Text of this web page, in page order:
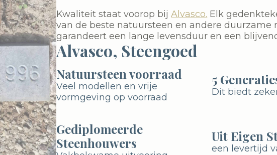
Kwaliteit staat voorop bijAlvasco. Elk
van de beste natuursteen en andere duurzame
garandeert een lange levensduur en een
Alvasco, Steengoed
Natuursteen voorraad
Veel modellen en vrije
vormgeving op voorraad
5
Dit biedt
Gediplomeerde
Steenhouwers
Uit Eigen
een levertijd